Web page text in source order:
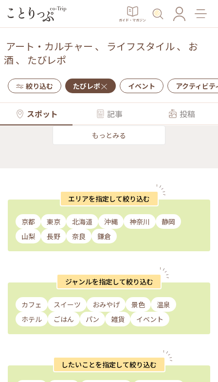
ガイド・マガジン
アート・カルチャー 、 ライフスタイル、 お
酒 、 たびレポ
絞り込む たびレポ イベント アクティビテ
スポット 記事 投稿
もっとみる
エリアを指定して絞り込む
京都 東京 北海道 沖縄 神奈川
静岡
山梨
長野 奈良 鎌倉
ジャンルを指定して絞り込む
カフェ スイーツ おみやげ 景色
温泉
ホテル
ごはん パン 雑貨 イベント
したいことを指定して絞り込む